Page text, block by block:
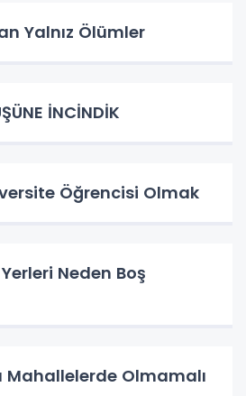
Yalnız Ölümler
İNCİNDİK
Öğrencisi Olmak
Neden Boş
Mahallelerde Olmamalı